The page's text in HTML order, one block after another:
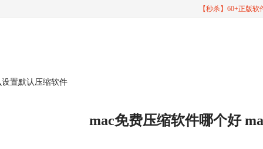
【秒杀】60+正版
设置默认压缩软件
mac免费压缩软件哪个好